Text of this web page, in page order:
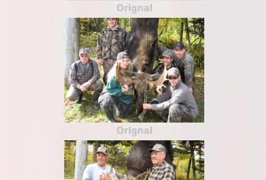
Orignal
Orignal